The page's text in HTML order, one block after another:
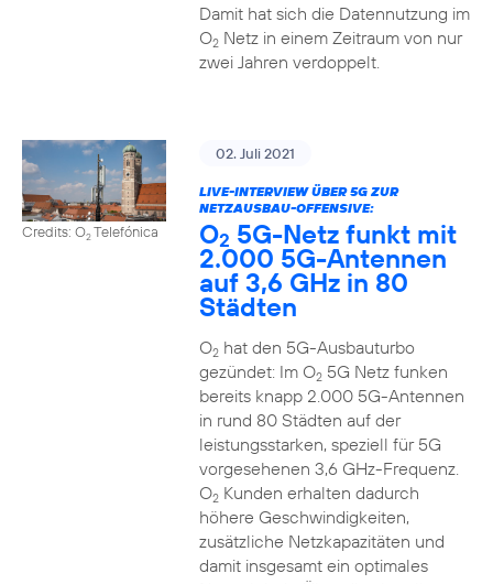
Damit hat sich die Datennutzung im
O2Netz in einem Zeitraum von nur
zwei Jahren verdoppelt.
Credits: O2Telefónica
02. Juli 2021
LIVE-INTERVIEW ÜBER 5G ZUR
NETZAUSBAU-OFFENSIVE:
O2 5G-Netz funkt mit
2.000 5G-Antennen
auf 3,6 GHz in 80
Städten
O2hat den 5G-Ausbauturbo
gezündet: Im O25G Netz funken
bereits knapp 2.000 5G-Antennen
in rund 80 Städten auf der
leistungsstarken, speziell für 5G
vorgesehenen 3,6 GHz-Frequenz.
O2Kunden erhalten dadurch
höhere Geschwindigkeiten,
zusätzliche Netzkapazitäten und
damit insgesamt ein optimales